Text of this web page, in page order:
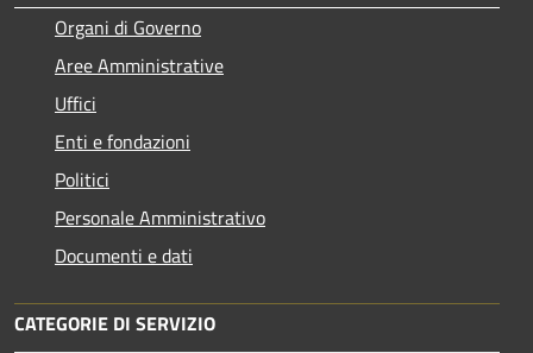
Organi di Governo
Aree Amministrative
Uffici
Enti e fondazioni
Politici
Personale Amministrativo
Documenti e dati
CATEGORIE DI SERVIZIO